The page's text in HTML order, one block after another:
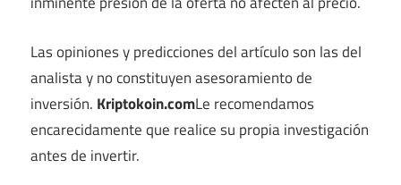
Las opiniones y predicciones del artículo son las del
analista y no constituyen asesoramiento de
inversión. Kriptokoin.comLe recomendamos
encarecidamente que realice su propia investigación
antes de invertir.